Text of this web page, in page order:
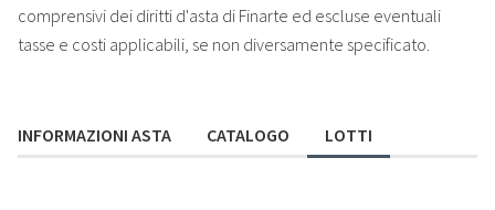
comprensivi dei diritti d'asta di Finarte ed escluse eventuali
tasse e costi applicabili, se non diversamente specificato.
INFORMAZIONI ASTA CATALOGO LOTTI